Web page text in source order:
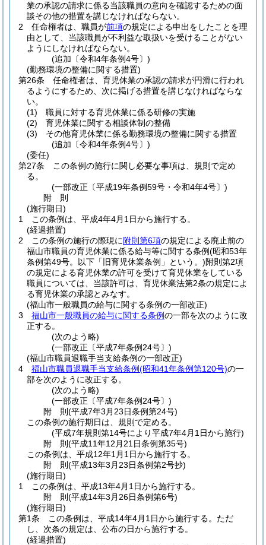
業の承認の請求に係る当該職員の意向を確認するための面
談その他の措置を講じなければならない。
2
任命権者は、職員が前項の規定による申出をしたことを理
由として、当該職員が不利益な取扱いを受けることがない
ようにしなければならない。
(追加〔令和4年条例4号〕)
(勤務環境の整備に関する措置)
第26条
任命権者は、育児休業の承認の請求が円滑に行われ
るようにするため、次に掲げる措置を講じなければならな
い。
(1)
職員に対する育児休業に係る研修の実施
(2)
育児休業に関する相談体制の整備
(3)
その他育児休業に係る勤務環境の整備に関する措置
(追加〔令和4年条例4号〕)
(委任)
第27条
この条例の施行に関し必要な事項は、規則で定め
る。
(一部改正〔平成19年条例59号・令和4年4号〕)
附 則
(施行期日)
1
この条例は、平成4年4月1日から施行する。
(経過措置)
2
この条例の施行の際現に 附則第6項の規定による廃止前の
福山市職員の育児休業に係る給与等に関する条例(昭和53年
条例第49号。以下「旧育児休業条例」という。)附則第2項
の規定による育児休業の許可を受けて育児休業をしている
職員については、当該許可は、育児休業法第2条の規定によ
る育児休業の承認とみなす。
(福山市一般職員の給与に関する条例の一部改正)
3
福山市一般職員の給与に関する条例の一部を次のように改
正する。
(次のよう略)
(一部改正〔平成7年条例24号〕)
(福山市職員退職手当支給条例の一部改正)
4
福山市職員退職手当支給条例(昭和41年条例第120号)の一
部を次のように改正する。
(次のよう略)
(一部改正〔平成7年条例24号〕)
附 則(平成7年3月23日条例第24号)
この条例の施行期日は、規則で定める。
(平成7年規則第14号により平成7年4月1日から施行)
附 則(平成11年12月21日条例第35号)
この条例は、平成12年1月1日から施行する。
附 則(平成13年3月23日条例第2号抄)
(施行期日)
1
この条例は、平成13年4月1日から施行する。
附 則(平成14年3月26日条例第6号)
(施行期日)
第1条
この条例は、平成14年4月1日から施行する。 ただ
し、次条の規定は、公布の日から施行する。
(経過措置)